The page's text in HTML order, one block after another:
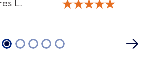
L.
M.
K.
T.
P.
1 2 3 4 5